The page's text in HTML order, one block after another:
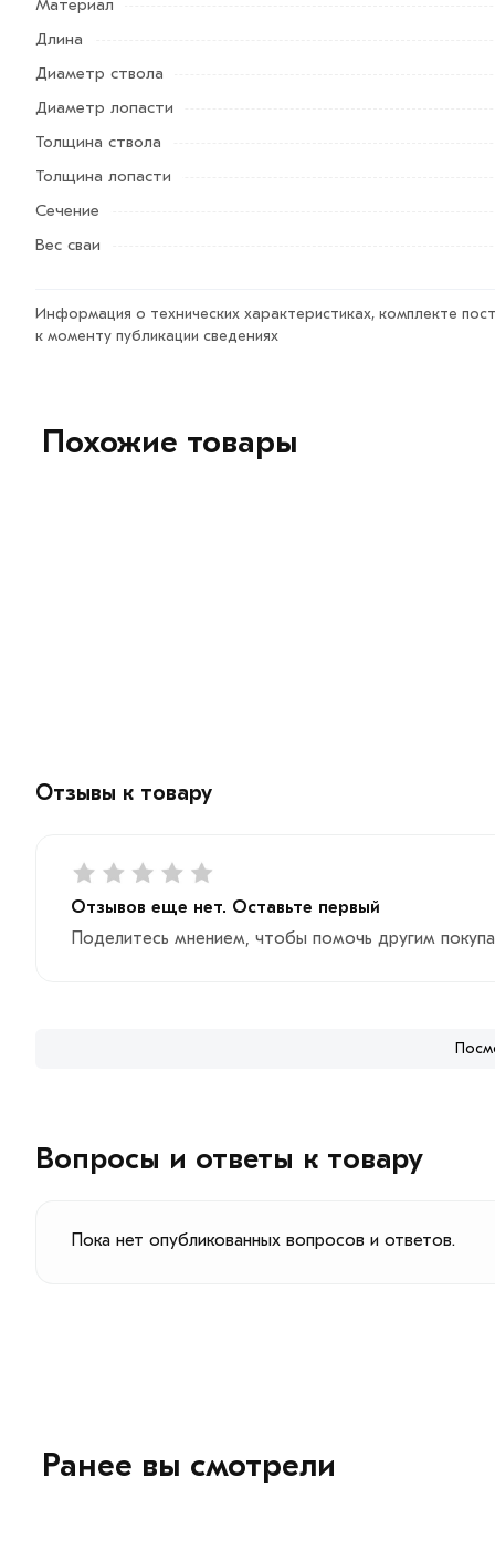
Условия доставки и цены на товар Винтовая свая
интернет-магазине МЕТАЛЛ-РС действительны в
менеджеры обработают заказ и свяжутся с Вами для
самовывоза.
Данний товар от производителя сертифицирован,
Возврат купленного товарa в течение 7 дней (наличие
Материал
Длина
Диаметр ствола
Диаметр лопасти
Толщина ствола
Толщина лопасти
Сечение
Вес сваи
Информация о технических характеристиках, комплекте
к моменту публикации сведениях
Похожие товары
Отзывы к товару
Отзывов еще нет. Оставьте первый
Поделитесь мнением, чтобы помочь другим
Вопросы и ответы к товару
Пока нет опубликованных вопросов и ответов.
Ранее вы смотрели